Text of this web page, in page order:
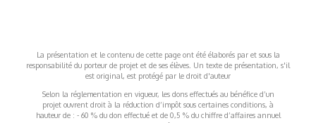
La présentation et le contenu de cette page ont été élaborés par et sous la
responsabilité du porteur de projet et de ses élèves. Un texte de présentation, s'il
est original, est protégé par le droit d'auteur
Selon la réglementation en vigueur, les dons effectués au bénéfice d’un
projet ouvrent droit à la réduction d’impôt sous certaines conditions, à
hauteur de : - 60 % du don effectué et de 0,5 % du chiffre d’affaires annuel